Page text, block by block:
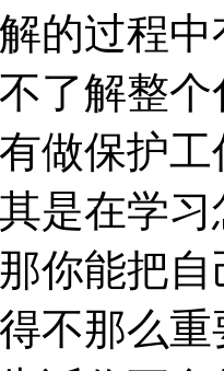
过程中
了解整
做保护
是在学
你能把
不那么